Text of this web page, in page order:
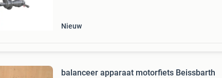
Nieuw
balanceer apparaat motorfiets Beissbarth